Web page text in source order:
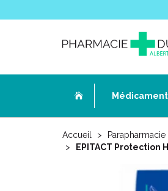
Accueil Parapharmacie
EPITACT